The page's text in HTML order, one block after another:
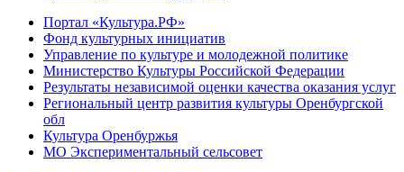
Портал «Культура.РФ»
Фонд культурных инициатив
Управление по культуре и молодежной политике
Министерство Культуры Российской Федерации
Результаты независимой оценки качества оказания услуг
Региональный центр развития культуры Оренбургской
обл
Культура Оренбуржья
МО Экспериментальный сельсовет